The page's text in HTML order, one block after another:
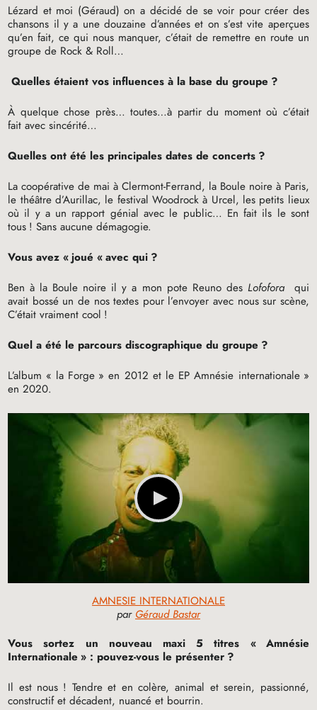
Lézard et moi (Géraud) on a décidé de se voir pour créer des
chansons il y a une douzaine d’années et on s’est vite aperçues
qu’en fait, ce qui nous manquer, c’était de remettre en route un
groupe de Rock & Roll…
Quelles étaient vos influences à la base du groupe ?
À quelque chose près… toutes…à partir du moment où c’était
fait avec sincérité…
Quelles ont été les principales dates de concerts ?
La coopérative de mai à Clermont-Ferrand, la Boule noire à Paris,
le théâtre d’Aurillac, le festival Woodrock à Urcel, les petits lieux
où il y a un rapport génial avec le public… En fait ils le sont
tous ! Sans aucune démagogie.
Vous avez «joué «avec qui ?
Ben à la Boule noire il y a mon pote Reuno des Lofofora
qui
avait bossé un de nos textes pour l’envoyer avec nous sur scène,
C’était vraiment cool !
Quel a été le parcours discographique du groupe ?
L’album « la Forge » en 2012 et le EP Amnésie internationale »
en 2020.
AMNESIE INTERNATIONALE
par Géraud Bastar
Vous sortez un nouveau maxi 5 titres «
Amnésie
Internationale» : pouvez-vous le présenter ?
Il est nous ! Tendre et en colère, animal et serein, passionné,
constructif et décadent, nuancé et bourrin.